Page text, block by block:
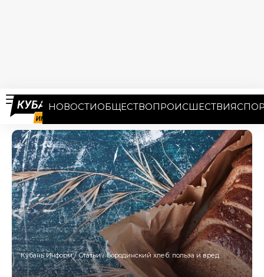
НОВОСТИОБЩЕСТВОПРОИСШЕСТВИЯ
Кубань Информ/Статьи/Бородинский хлеб: польза и вред